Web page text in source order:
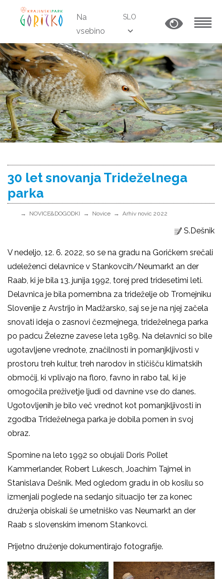
Na
vsebino
SLO
30 let snovanja Trideželnega
parka
NOVICE&DOGODKI Novice Arhiv novic 2022
S.Dešnik
V nedeljo, 12. 6. 2022, so se na gradu na Goričkem srečali
udeleženci delavnice v Stankovcih/Neumarkt an der
Raab, ki je bila 13. junija 1992, torej pred tridesetimi leti.
Delavnica je bila pomembna za trideželje ob Tromejniku
Slovenije z Avstrijo in Madžarsko, saj se je na njej začela
snovati ideja o zasnovi čezmejnega, trideželnega parka
po padcu Železne zavese leta 1989. Na delavnici so bile
ugotavljene vrednote, značilnosti in pomanjkljivosti v
prostoru treh kultur, treh narodov in stičišču klimatskih
območij, ki vplivajo na floro, favno in rabo tal, ki je
omogočila preživetje ljudi od davnine vse do danes.
Ugotovljenih je bilo več vrednot kot pomanjkljivosti in
zgodba Trideželnega parka je dobila pomen in svoj
obraz.
Spomine na leto 1992 so obujali Doris Pollet
Kammerlander, Robert Lukesch, Joachim Tajmel in
Stanislava Dešnik. Med ogledom gradu in ob kosilu so
izmenjali poglede na sedanjo situacijo ter za konec
druženja obiskali še umetniško vas Neumarkt an der
Raab s slovenskim imenom Stankovci.
Prijetno druženje dokumentirajo fotografije.